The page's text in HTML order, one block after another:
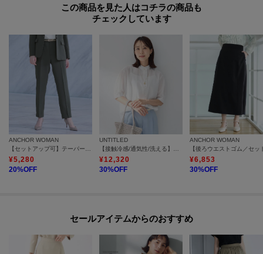
この商品を見た人はコチラの商品も
チェックしています
ANCHOR WOMAN
¥5,280
20%OFF
UNTITLED
¥12,320
30%OFF
ANCHOR WOMAN
¥6,853
30%OFF
セールアイテムからのおすすめ